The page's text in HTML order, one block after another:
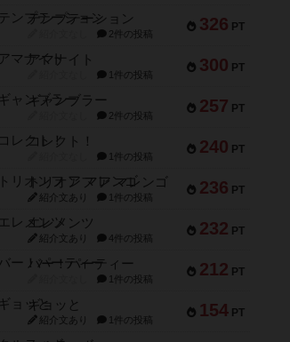
326 PT
テンプテーション
2件の投稿
300 PT
アマナイト
1件の投稿
257 PT
ギャンブラー
2件の投稿
240 PT
コレクト！
1件の投稿
236 PT
トリオンフ ア マレンゴ
紹介文あり 1件の投稿
232 PT
エレメンツ
紹介文あり 4件の投稿
212 PT
バー！パーティー
1件の投稿
154 PT
ギョッと
紹介文あり 1件の投稿